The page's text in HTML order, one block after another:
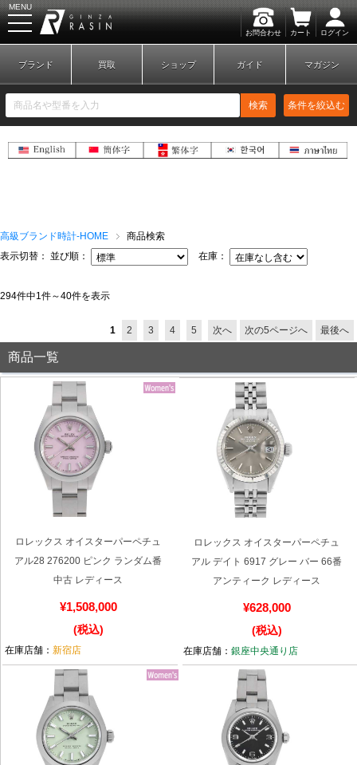
お問合わせ カート ログイン
MENU
ブランドから探す
全てのブランドを見
る
ロレックス
パテック
フィリップ
グランド
セイコー
ブランド 買取 ショップ ガイド マガジン
検索 条件を絞込む
高級ブランド時計-HOME
商品検索
表示切替： 並び順： 在庫：
294件中1件～40件を表示
1 2 3 4 5 次へ 次の5ページへ 最後へ
商品一覧
ロレックス オイスターパーペチュ
アル28 276200 ピンク ランダム番
中古 レディース
¥1,508,000
(税込)
在庫店舗：新宿店
ロレックス オイスターパーペチュ
アル デイト 6917 グレー バー 66番
アンティーク レディース
¥628,000
(税込)
在庫店舗：銀座中央通り店